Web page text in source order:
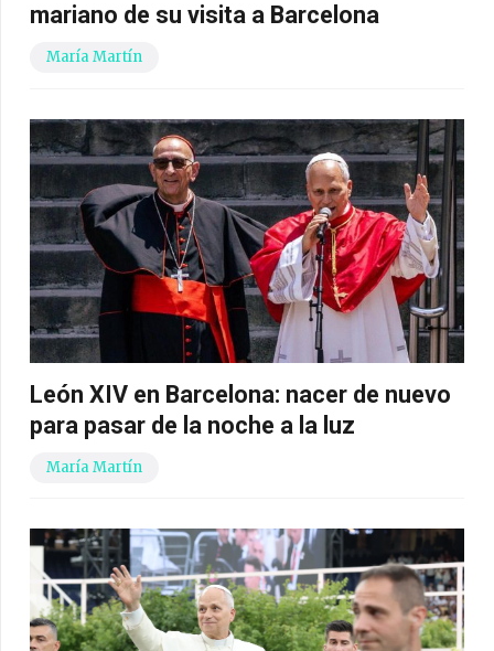
mariano de su visita a Barcelona
María Martín
León XIV en Barcelona: nacer de nuevo
para pasar de la noche a la luz
María Martín